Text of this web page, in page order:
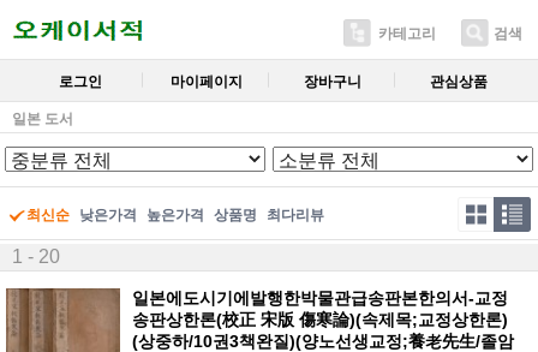
카테고리 검색
로그인 마이페이지 장바구니 관심상품
일본 도서
최신순 낮은가격 높은가격 상품명 최다리뷰
1 - 20
일본에도시기에발행한박물관급송판본한의서-교정
송판상한론(校正 宋版 傷寒論)(속제목;교정상한론)
(상중하/10권3책완질)(양노선생교정;養老先生/졸암